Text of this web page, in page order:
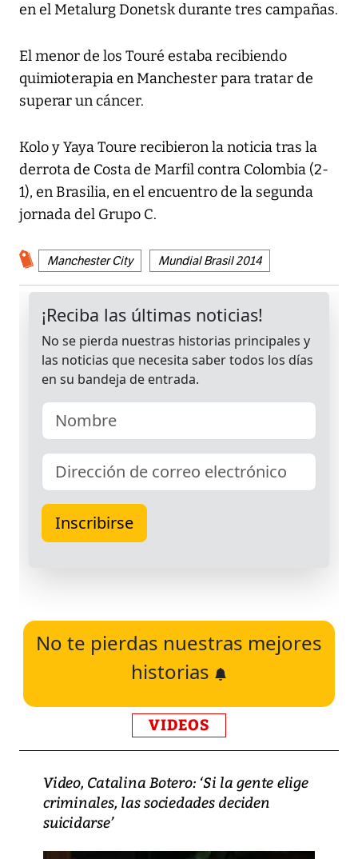
en el Metalurg Donetsk durante tres campañas.
El menor de los Touré estaba recibiendo
quimioterapia en Manchester para tratar de
superar un cáncer.
Kolo y Yaya Toure recibieron la noticia tras la
derrota de Costa de Marfil contra Colombia (2-
1), en Brasilia, en el encuentro de la segunda
jornada del Grupo C.
Manchester City Mundial Brasil 2014
No te pierdas nuestras mejores
historias
VIDEOS
Video, Catalina Botero: ‘Si la gente elige
criminales, las sociedades deciden
suicidarse’